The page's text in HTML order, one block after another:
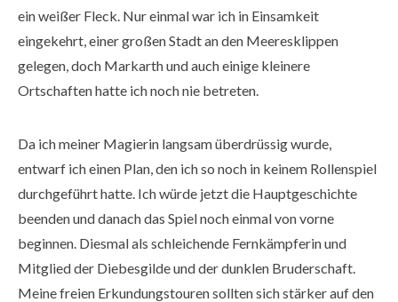
ein weißer Fleck. Nur einmal war ich in Einsamkeit
eingekehrt, einer großen Stadt an den Meeresklippen
gelegen, doch Markarth und auch einige kleinere
Ortschaften hatte ich noch nie betreten.
Da ich meiner Magierin langsam überdrüssig wurde,
entwarf ich einen Plan, den ich so noch in keinem Rollenspiel
durchgeführt hatte. Ich würde jetzt die Hauptgeschichte
beenden und danach das Spiel noch einmal von vorne
beginnen. Diesmal als schleichende Fernkämpferin und
Mitglied der Diebesgilde und der dunklen Bruderschaft.
Meine freien Erkundungstouren sollten sich stärker auf den